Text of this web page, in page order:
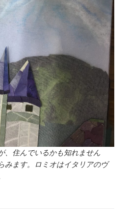
、住んでいるかも知れません
みます。ロミオはイタリアのヴ